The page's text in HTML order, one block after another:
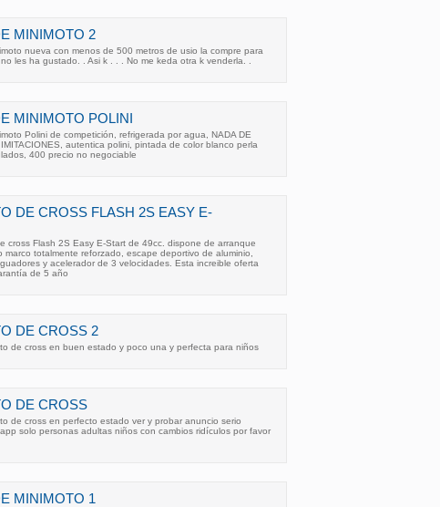
MINIMOTO 2
nueva con menos de 500 metros de usio la compre para
les ha gustado. . Asi k . . . No me keda otra k venderla. .
MINIMOTO POLINI
Polini de competición, refrigerada por agua, NADA DE
autentica polini, pintada de color blanco perla
400 precio no negociable
DE CROSS FLASH 2S EASY E-
cross Flash 2S Easy E-Start de 49cc. dispone de arranque
marco totalmente reforzado, escape deportivo de aluminio,
y acelerador de 3 velocidades. Esta increible oferta
de 5 año
DE CROSS 2
de cross en buen estado y poco una y perfecta para niños
DE CROSS
de cross en perfecto estado ver y probar anuncio serio
solo personas adultas niños con cambios ridículos por favor
MINIMOTO 1